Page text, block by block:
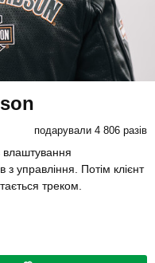
подарували 4 806 разів
влаштування
управління. Потім клієнт
треком.